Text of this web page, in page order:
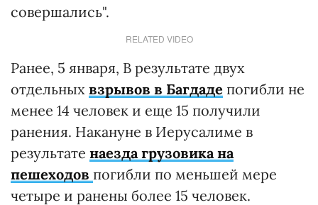
совершались".
RELATED VIDEO
Ранее, 5 января, В результате двух
отдельных взрывов в Багдаде погибли не
менее 14 человек и еще 15 получили
ранения. Накануне в Иерусалиме в
результате наезда грузовика на
пешеходов погибли по меньшей мере
четыре и ранены более 15 человек.